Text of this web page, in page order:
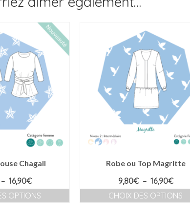
Chagall
– 16,90€Plage
de
prix :
OPTIONS
Robe ou Top Magritte
9,80€ – 16,90€Plage
de
prix :
CHOIX DES OPTIONS